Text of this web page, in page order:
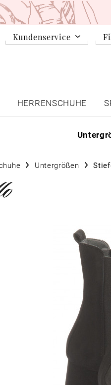
Kundenservice
HERRENSCHUHE
Untergrößen